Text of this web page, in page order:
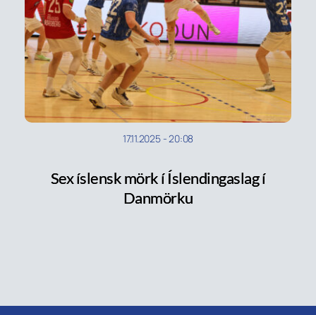
17.11.2025-20:08
Sex íslensk mörk í Íslendingaslag í
Danmörku